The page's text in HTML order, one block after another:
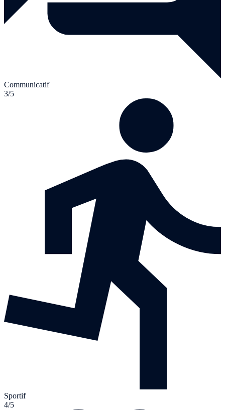
Communicatif
3/5
Sportif
4/5